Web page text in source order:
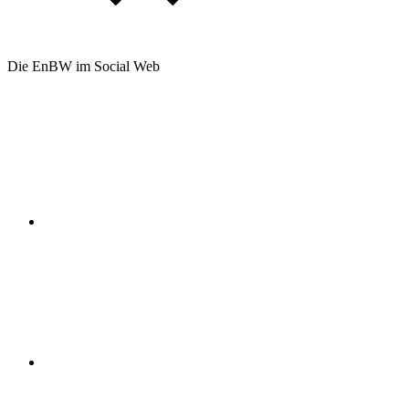
Die EnBW im Social Web